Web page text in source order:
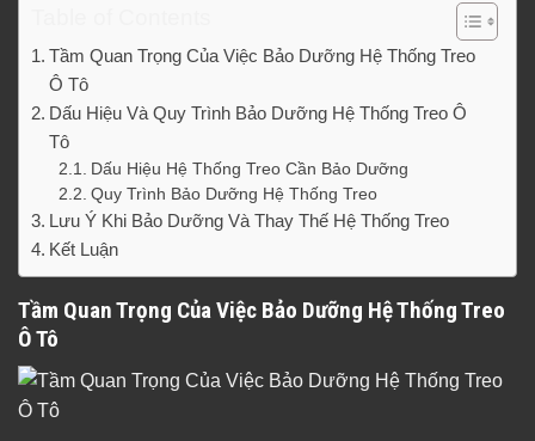
Tầm Quan Trọng Của Việc Bảo Dưỡng Hệ Thống Treo
Ô Tô
Dấu Hiệu Và Quy Trình Bảo Dưỡng Hệ Thống Treo Ô
Tô
Dấu Hiệu Hệ Thống Treo Cần Bảo Dưỡng
Quy Trình Bảo Dưỡng Hệ Thống Treo
Lưu Ý Khi Bảo Dưỡng Và Thay Thế Hệ Thống Treo
Kết Luận
Tầm Quan Trọng Của Việc Bảo Dưỡng Hệ Thống Treo
Ô Tô